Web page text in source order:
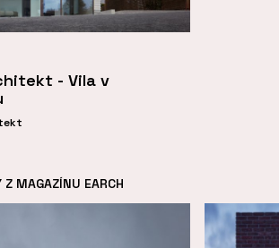
- Vila v
MAGAZÍNU EARCH